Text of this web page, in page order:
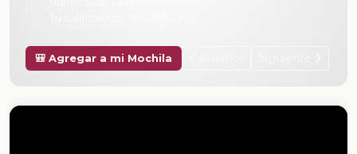
🎒 Agregar a mi Mochila